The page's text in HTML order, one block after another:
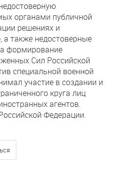
органами публичной
решениях и
также недостоверные
формирование
Сил Российской
специальной военной
участие в создании и
круга лиц
агентов.
Федерации.